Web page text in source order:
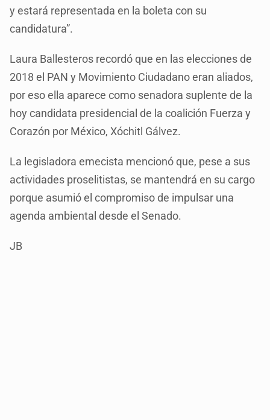
y estará representada en la boleta con su
candidatura”.
Laura Ballesteros recordó que en las elecciones de
2018 el PAN y Movimiento Ciudadano eran aliados,
por eso ella aparece como senadora suplente de la
hoy candidata presidencial de la coalición Fuerza y
Corazón por México, Xóchitl Gálvez.
La legisladora emecista mencionó que, pese a sus
actividades proselitistas, se mantendrá en su cargo
porque asumió el compromiso de impulsar una
agenda ambiental desde el Senado.
JB